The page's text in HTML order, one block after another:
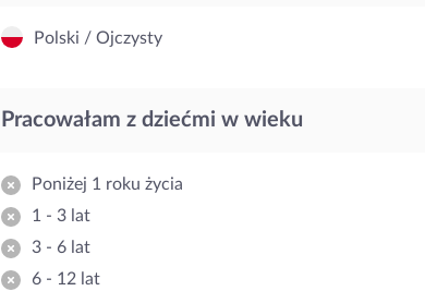
Polski / Ojczysty
Pracowałam z dziećmi w wieku
Poniżej 1 roku życia
1 - 3 lat
3 - 6 lat
6 - 12 lat